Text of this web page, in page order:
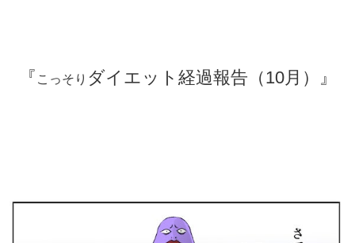
『 こっそり ダイエット経過報告（10月）』